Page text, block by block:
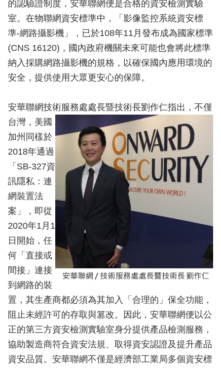
的認驗證制度，安華聯網便是合格的資安檢測實驗
室。在物聯網資安標準中，「影像監控系統資安標
準-網路攝影機」，已於108年11月發布成為國家標準
(CNS 16120)，國內政府機關未來可能也會將此標準
納入採購網路攝影機的規格，以確保國內應用環境的
安全，提供使用大眾更安心的保障。
安華聯網技術服務處處長暨技術長劉作仁指出，不僅
台灣，美國
加州同樣於
2018年通過
「SB-327資
訊隱私：連
網裝置法
案」，即從
2020年1月1
日開始，任
何「直接或
間接」連接
到網路的裝
置，其生產商都必須為其加入「合理的」保全功能，
阻止未經許可的存取與篡改。因此，安華聯網便以公
正的第三方資安檢測實驗室身分提供產品檢測服務，
協助製造商符合資安法規、取得資安認證及提升產品
資安品質。安華聯網不僅是經濟部工業局多個資安標